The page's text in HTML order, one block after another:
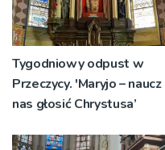
Tygodniowy odpust w
Przeczycy. 'Maryjo – naucz
nas głosić Chrystusa’